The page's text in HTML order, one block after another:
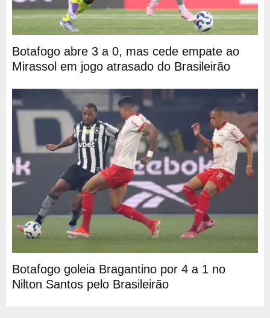
Botafogo abre 3 a 0, mas cede empate ao
Mirassol em jogo atrasado do Brasileirão
Botafogo goleia Bragantino por 4 a 1 no
Nilton Santos pelo Brasileirão